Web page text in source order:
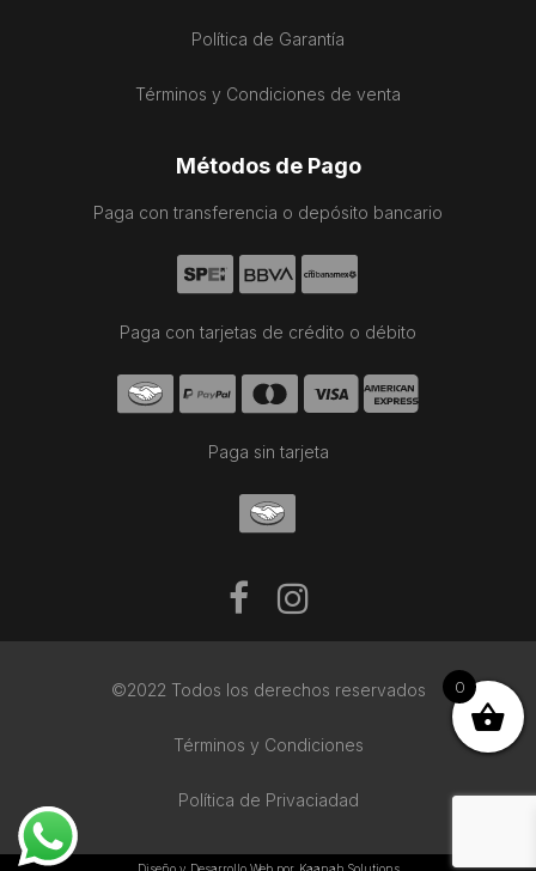
Política de Garantía
Términos y Condiciones de venta
Métodos de Pago
Paga con transferencia o depósito bancario
Paga con tarjetas de crédito o débito
Paga sin tarjeta
©2022 Todos los derechos reservados
Términos y Condiciones
Política de Privaciadad
0